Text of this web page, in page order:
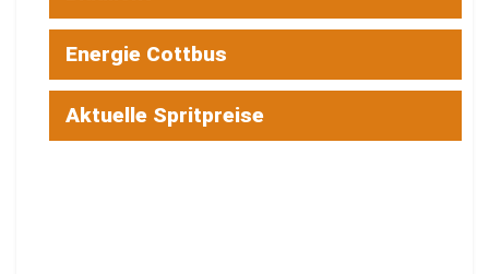
Energie Cottbus
Aktuelle Spritpreise